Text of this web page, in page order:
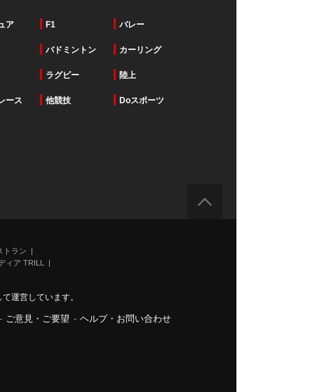
ア F1 バレー
バドミントン カーリング
ラグビー 陸上
ース 他競技 Doスポーツ
ラン
ィア TRILL
運営しています。
- ご意見・ご要望 - ヘルプ・お問い合わせ